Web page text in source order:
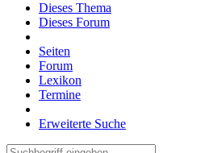
Dieses Thema
Dieses Forum
Seiten
Forum
Lexikon
Termine
Erweiterte Suche